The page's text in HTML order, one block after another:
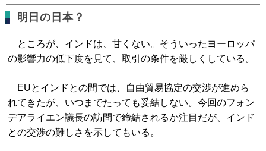
明日の日本？
ところが、インドは、甘くない。そういったヨーロッパ
の影響力の低下度を見て、取引の条件を厳しくしている。
EUとインドとの間では、自由貿易協定の交渉が進めら
れてきたが、いつまでたっても妥結しない。今回のフォン
デアライエン議長の訪問で締結されるか注目だが、インド
との交渉の難しさを示してもいる。